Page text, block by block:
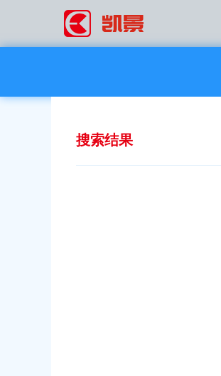
搜索结果